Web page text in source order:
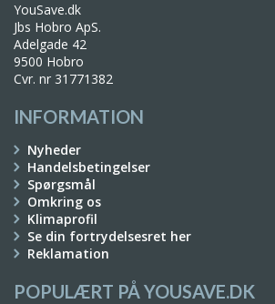
YouSave.dk
Jbs Hobro ApS.
Adelgade 42
9500 Hobro
Cvr. nr 31771382
INFORMATION
Nyheder
Handelsbetingelser
Spørgsmål
Omkring os
Klimaprofil
Se din fortrydelsesret her
Reklamation
POPULÆRT PÅ YOUSAVE.DK